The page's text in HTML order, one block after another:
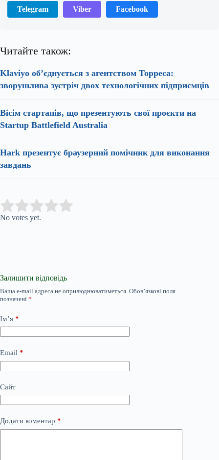
Telegram Viber Facebook
Читайте також:
Klaviyo об’єднується з агентством Торреса:
зворушлива зустріч двох технологічних підприємців
Вісім стартапів, що презентують свої проєкти на
Startup Battlefield Australia
Hark презентує браузерний помічник для виконання
завдань
Rate this item:
No votes yet.
Залишити відповідь
Ваша e-mail адреса не оприлюднюватиметься. Обов’язкові поля
позначені *
Ім’я *
Email *
Сайт
Додати коментар *